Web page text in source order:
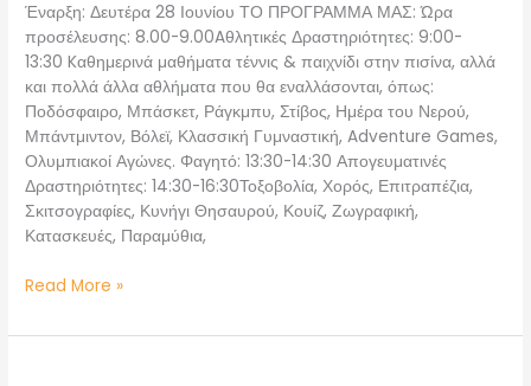
Έναρξη: Δευτέρα 28 Ιουνίου ΤΟ ΠΡΟΓΡΑΜΜΑ ΜΑΣ: Ώρα
προσέλευσης: 8.00-9.00Aθλητικές Δραστηριότητες: 9:00-
13:30 Kαθημερινά μαθήματα τέννις & παιχνίδι στην πισίνα, αλλά
και πολλά άλλα αθλήματα που θα εναλλάσονται, όπως:
Ποδόσφαιρο, Μπάσκετ, Ράγκμπυ, Στίβος, Ημέρα του Νερού,
Μπάντμιντον, Βόλεϊ, Κλασσική Γυμναστική, Adventure Games,
Ολυμπιακοί Αγώνες. Φαγητό: 13:30-14:30 Απογευματινές
Δραστηριότητες: 14:30-16:30Τοξοβολία, Χορός, Επιτραπέζια,
Σκιτσογραφίες, Κυνήγι Θησαυρού, Κουίζ, Ζωγραφική,
Κατασκευές, Παραμύθια,
Read More »